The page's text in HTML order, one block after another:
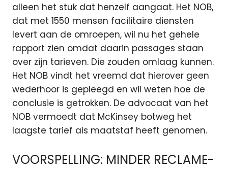
alleen het stuk dat henzelf aangaat. Het NOB,
dat met 1550 mensen facilitaire diensten
levert aan de omroepen, wil nu het gehele
rapport zien omdat daarin passages staan
over zijn tarieven. Die zouden omlaag kunnen.
Het NOB vindt het vreemd dat hierover geen
wederhoor is gepleegd en wil weten hoe de
conclusie is getrokken. De advocaat van het
NOB vermoedt dat McKinsey botweg het
laagste tarief als maatstaf heeft genomen.
VOORSPELLING: MINDER RECLAME-